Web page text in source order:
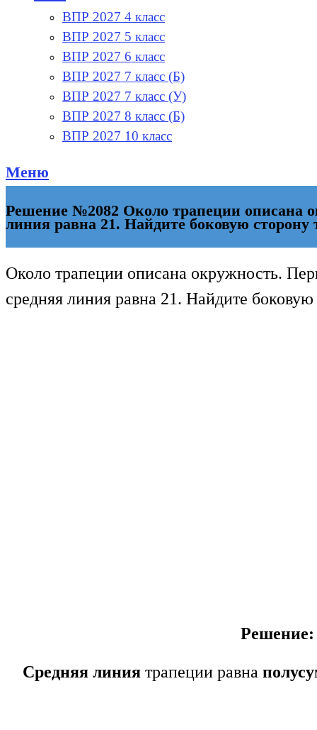
ВПР 2027 4 класс
ВПР 2027 5 класс
ВПР 2027 6 класс
ВПР 2027 7 класс (Б)
ВПР 2027 7 класс (У)
ВПР 2027 8 класс (Б)
ВПР 2027 10 класс
Меню
Решение №2082 Около трапеции описана
линия равна 21. Найдите боковую сторону
Около трапеции описана окружность.
средняя линия равна 21. Найдите
Решение:
Средняя линия трапеции равна